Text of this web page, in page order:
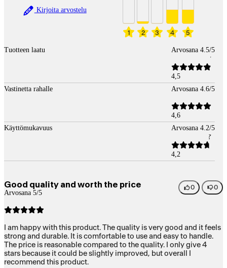
Kirjoita arvostelu
1 2 3 4 5
Tuotteen laatu Arvosana 4.5/5
4,5
Vastinetta rahalle
Arvosana 4.6/5
4,6
Käyttömukavuus
Arvosana 4.2/5
4,2
Good quality and worth the price
Arvosana 5/5
0 0
I am happy with this product. The quality is very good and it feels
strong and durable. It is comfortable to use and easy to handle.
The price is reasonable compared to the quality. I only give 4
stars because it could be slightly improved, but overall I
recommend this product.